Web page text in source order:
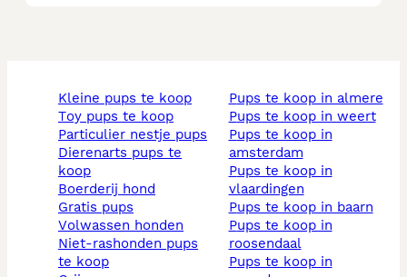
kleine pups te koop
toy pups te koop
particulier nestje pups
dierenarts pups te
koop
boerderij hond
gratis pups
volwassen honden
niet-rashonden pups
te koop
pups te koop in almere
pups te koop in weert
pups te koop in
amsterdam
pups te koop in
vlaardingen
pups te koop in baarn
pups te koop in
roosendaal
pups te koop in